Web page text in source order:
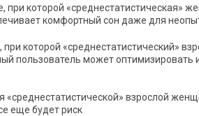
которой «среднестатистическая»
комфортный сон даже для
которой «среднестатистический»
пользователь может оптимизировать
взрослой
еще будет риск